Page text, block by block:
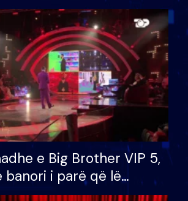
e Big Brother VIP 5,
banori i parë që lë
humb mundësinë për